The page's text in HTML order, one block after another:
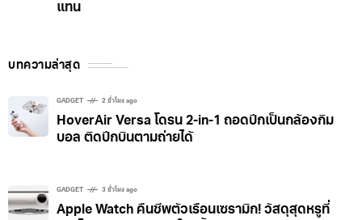
แทน
บทความล่าสุด
GADGET 2 ชั่วโมง ago
HoverAir Versa โดรน 2-in-1 ถอดปีกเป็นกล้องกิม
บอล ติดปีกบินตามถ่ายได้
GADGET 3 ชั่วโมง ago
Apple Watch คืนชีพตัวเรือนเซรามิก! วัสดุสุดหรูที่